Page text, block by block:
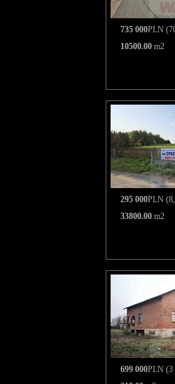
735 000PLN
10500.00 m2
295 000PLN
33800.00 m2
699 000PLN (3